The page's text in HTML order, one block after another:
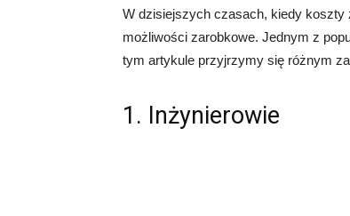
W dzisiejszych czasach, kiedy koszty
możliwości zarobkowe. Jednym z
tym artykule przyjrzymy się różnym
1. Inżynierowie